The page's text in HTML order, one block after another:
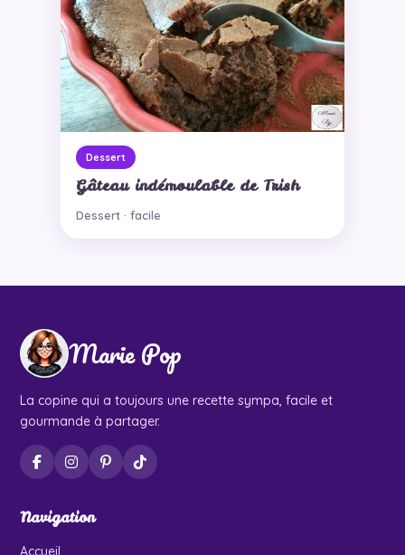
Dessert
Gâteau indémoulable de Trish
Dessert · facile
Marie Pop
La copine qui a toujours une recette sympa, facile et
gourmande à partager.
Navigation
Accueil